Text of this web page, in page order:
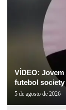
VÍDEO:
futebol society
5 de agosto de 2026